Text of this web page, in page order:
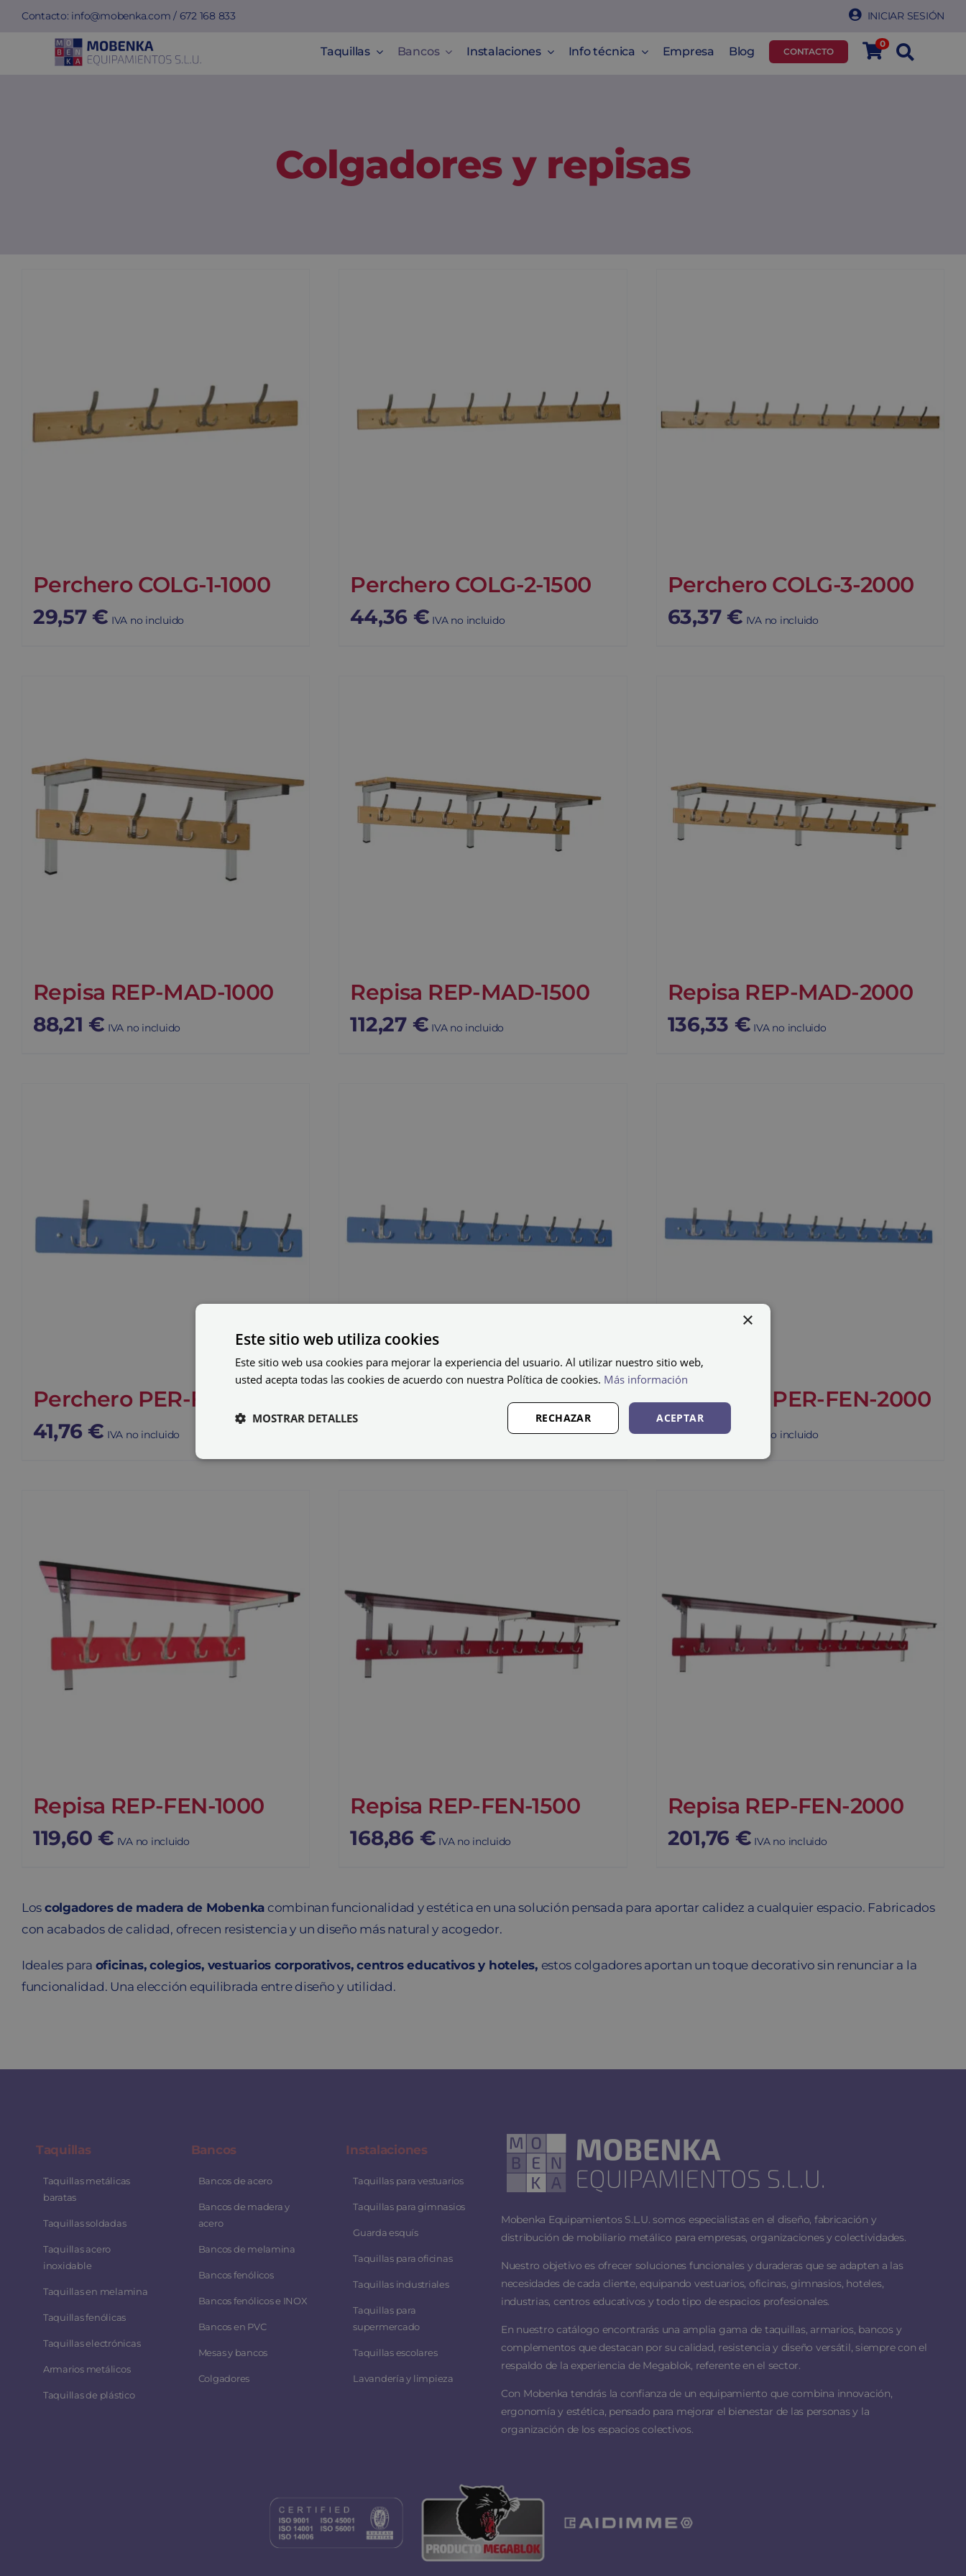
Saltar
contenido
Contacto: info@mobenka.com / 672 168 833 INICIAR SESIÓN
Taquillas Bancos Instalaciones Info técnica Empresa Blog CONTACTO
0
Colgadores y repisas
Perchero COLG-1-1000
29,57 € IVA no incluido
Perchero COLG-2-1500
44,36 € IVA no incluido
Perchero COLG-3-2000
63,37 € IVA no incluido
Repisa REP-MAD-1000
88,21 € IVA no incluido
Repisa REP-MAD-1500
112,27 € IVA no incluido
Repisa REP-MAD-2000
136,33 € IVA no incluido
Perchero PER-FEN-1000
41,76 € IVA no incluido
Perchero PER-FEN-1500 Perchero PER-FEN-2000
78,33€ IVA no incluido
Repisa REP-FEN-1000
119,60 € IVA no incluido
Repisa REP-FEN-1500
168,86 € IVA no incluido
Repisa REP-FEN-2000
201,76 € IVA no incluido
Los colgadores de madera de Mobenka combinan funcionalidad y estética en una solución pensada para aportar calidez a cualquier espacio. Fabricados
con acabados de calidad, ofrecen resistencia y un diseño más natural y acogedor.
Ideales para oficinas, colegios, vestuarios corporativos, centros educativos y hoteles, estos colgadores aportan un toque decorativo sin renunciar a la
funcionalidad. Una elección equilibrada entre diseño y utilidad.
Taquillas
Taquillas metálicas
baratas
Taquillas soldadas
Taquillas acero
inoxidable
Taquillas en melamina
Taquillas fenólicas
Taquillas electrónicas
Armarios metálicos
Taquillas de plástico
Bancos
Bancos de acero
Bancos de madera y
acero
Bancos de melamina
Bancos fenólicos
Bancos fenólicos e INOX
Bancos en PVC
Mesas y bancos
Colgadores
Instalaciones
Taquillas para vestuarios
Taquillas para gimnasios
Guarda esquís
Taquillas para oficinas
Taquillas industriales
Taquillas para
supermercado
Taquillas escolares
Lavandería y limpieza
Mobenka Equipamientos S.L.U. somos especialistas en el diseño, fabricación y
distribución de mobiliario metálico para empresas, organizaciones y colectividades.
Nuestro objetivo es ofrecer soluciones funcionales y duraderas que se adapten a las
necesidades de cada cliente, equipando vestuarios, oficinas, gimnasios, hoteles,
industrias, centros educativos y todo tipo de espacios profesionales.
En nuestro catálogo encontrarás una amplia gama de taquillas, armarios, bancos y
complementos que destacan por su calidad, resistencia y diseño versátil, siempre con el
respaldo de la experiencia de Megablok, referente en el sector.
Con Mobenka tendrás la confianza de un equipamiento que combina innovación,
ergonomía y estética, pensado para mejorar el bienestar de las personas y la
organización de los espacios colectivos.
×
Este sitio web utiliza cookies
Este sitio web usa cookies para mejorar la experiencia del usuario. Al utilizar nuestro sitio web,
usted acepta todas las cookies de acuerdo con nuestra Política de cookies. Más información
ACEPTAR
RECHAZAR
MOSTRAR DETALLES